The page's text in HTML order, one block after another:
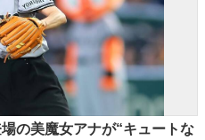
の美魔女アナが“キュートな